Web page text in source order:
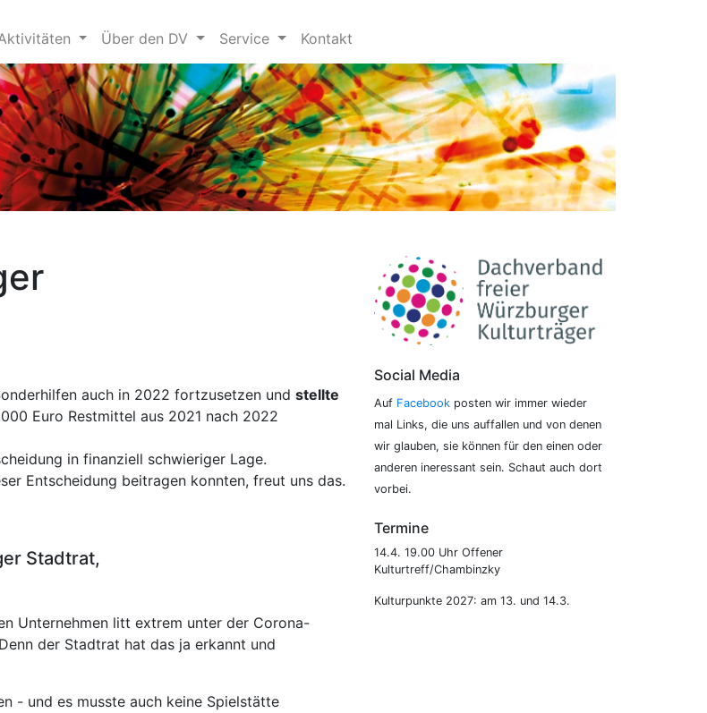
Über den DV Service Kontakt
auch in 2022 fortzusetzen und stellte
Euro Restmittel aus 2021 nach 2022
in finanziell schwieriger Lage.
Entscheidung beitragen konnten, freut uns das.
Stadtrat,
Unternehmen litt extrem unter der Corona-
der Stadtrat hat das ja erkannt und
- und es musste auch keine Spielstätte
Social Media
Auf Facebook posten wir immer wieder
mal Links, die uns auffallen und von denen
wir glauben, sie können für den einen oder
anderen ineressant sein. Schaut auch dort
vorbei.
Termine
14.4. 19.00 Uhr Offener
Kulturtreff/Chambinzky
Kulturpunkte 2027: am 13. und 14.3.